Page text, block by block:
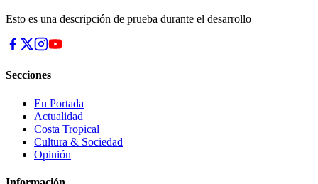
Esto es una descripción de prueba durante el desarrollo
Secciones
En Portada
Actualidad
Costa Tropical
Cultura & Sociedad
Opinión